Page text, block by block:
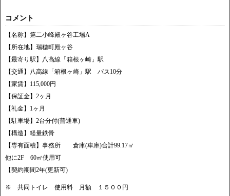
コメント
【名称】第二小峰殿ヶ谷工場A
【所在地】瑞穂町殿ヶ谷
【最寄り駅】八高線「箱根ヶ崎」駅
【交通】八高線「箱根ヶ崎」駅 バス10分
【家賃】115,000円
【保証金】2ヶ月
【礼金】1ヶ月
【駐車場】2台分付(普通車)
【構造】軽量鉄骨
【専有面積】事務所 倉庫(車庫)合計99.17㎡
他に2F 60㎡使用可
【契約期間2年(更新可)
※ 共同トイレ 使用料 月額 １５００円